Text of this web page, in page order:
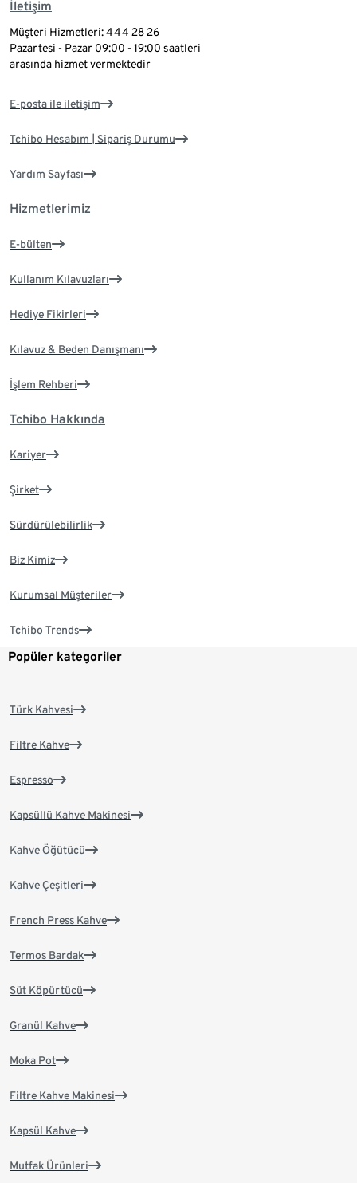
İletişim
Müşteri Hizmetleri: 444 28 26
Pazartesi - Pazar 09:00 - 19:00 saatleri
arasında hizmet vermektedir
E-posta ile iletişim
Tchibo Hesabım | Sipariş Durumu
Yardım Sayfası
Hizmetlerimiz
E-bülten
Kullanım Kılavuzları
Hediye Fikirleri
Kılavuz & Beden Danışmanı
İşlem Rehberi
Tchibo Hakkında
Kariyer
Şirket
Sürdürülebilirlik
Biz Kimiz
Kurumsal Müşteriler
Tchibo Trends
Popüler kategoriler
Türk Kahvesi
Filtre Kahve
Espresso
Kapsüllü Kahve Makinesi
Kahve Öğütücü
Kahve Çeşitleri
French Press Kahve
Termos Bardak
Süt Köpürtücü
Granül Kahve
Moka Pot
Filtre Kahve Makinesi
Kapsül Kahve
Mutfak Ürünleri